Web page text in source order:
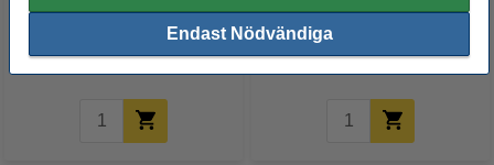
Endast Nödvändiga
30 kr Inkl. 25% Moms 39 kr Inkl. 25% Moms